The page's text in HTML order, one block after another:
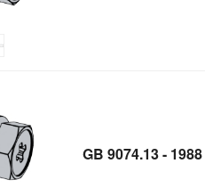
GB 9074.13 -